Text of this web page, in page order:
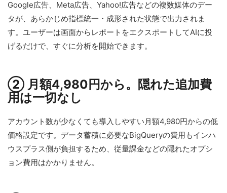
Google広告、Meta広告、Yahoo!広告などの複数媒体のデー
タが、あらかじめ指標統一・成形された状態で出力されま
す。ユーザーは画面からレポートをエクスポートしてAIに投
げるだけで、すぐに分析を開始できます。
② 月額4,980円から。隠れた追加費
用は一切なし
アカウント数が少なくても導入しやすい月額4,980円からの低
価格設定です。データ蓄積に必要なBigQueryの費用もインハ
ウスプラス側が負担するため、従量課金などの隠れたオプシ
ョン費用はかかりません。